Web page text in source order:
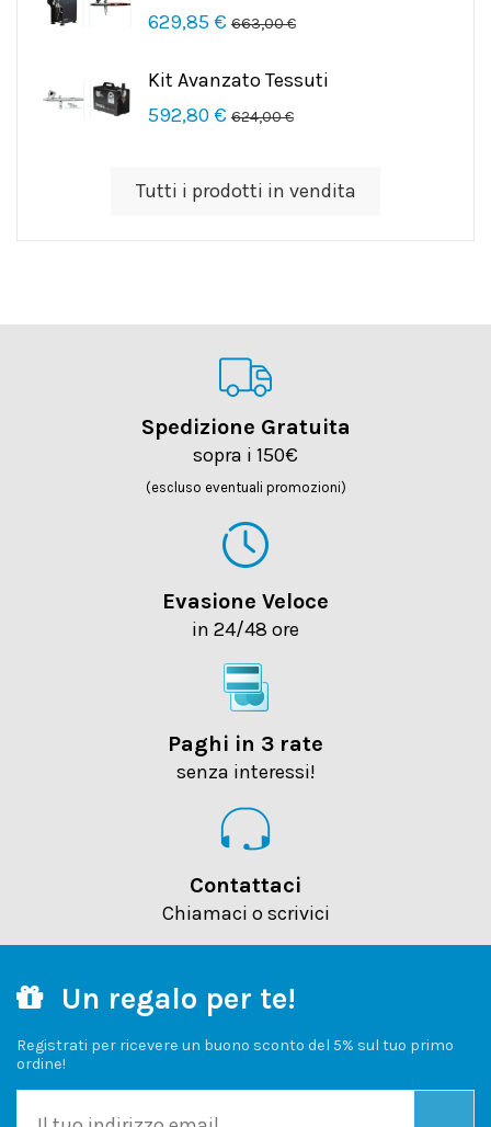
629,85 € 663,00 €
Kit Avanzato Tessuti
592,80 € 624,00 €
Tutti i prodotti in vendita
Spedizione Gratuita
sopra i 150€
(escluso eventuali promozioni)
Evasione Veloce
in 24/48 ore
Paghi in 3 rate
senza interessi!
Contattaci
Chiamaci o scrivici
Un regalo per te!
Registrati per ricevere un buono sconto del 5% sul tuo primo
ordine!